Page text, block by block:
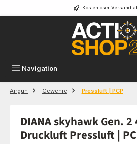
Zum Hauptinhalt springen Kostenloser Versand
Navigation
Airgun Gewehre Pressluft | PCP
DIANA skyhawk Gen. 2
Druckluft Pressluft |